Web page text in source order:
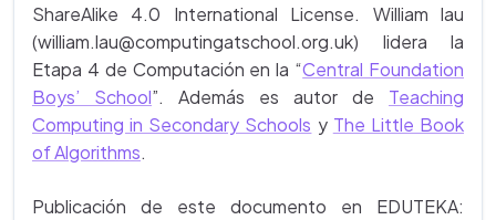
ShareAlike 4.0 International License. William lau
(william.lau@computingatschool.org.uk) lidera la
Etapa 4 de Computación en la “Central Foundation
Boys’ School”. Además es autor de Teaching
Computing in Secondary Schools y The Little Book
of Algorithms.
Publicación de este documento en EDUTEKA: